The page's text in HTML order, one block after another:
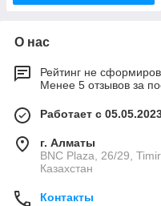
О нас
Рейтинг не
Менее 5 отзывов за
Работает с
г. Алматы
BNC Plaza, 26/29,
Казахстан
Контакты